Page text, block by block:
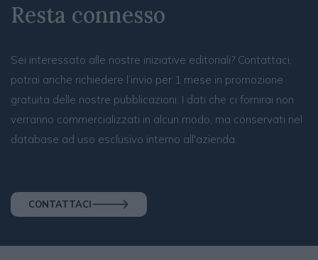
Resta connesso
Sei interessato alle nostre iniziative editoriali? Contattaci,
potrai anche richiedere l’invio per 1 mese in promozione
gratuita delle nostre pubblicazioni. I dati che ci fornirai non
verranno commercializzati in alcun modo, ma conservati nel
database ad uso esclusivo interno all'azienda.
CONTATTACI